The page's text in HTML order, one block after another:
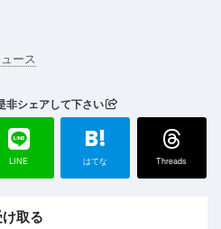
ース
非シェアして下さい
LINE
B!
はてな Threads
取る